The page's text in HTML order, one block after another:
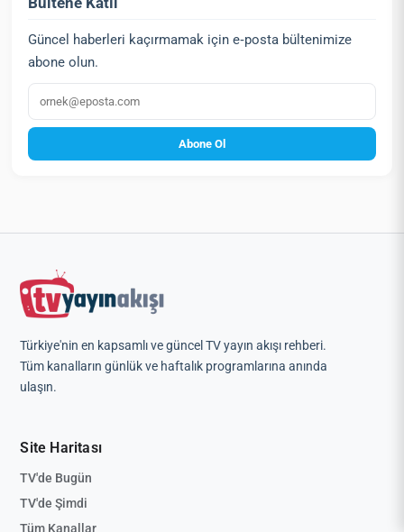
Güncel haberleri kaçırmamak için e‑posta bültenimize
abone olun.
E‑posta
Abone Ol
Türkiye'nin en kapsamlı ve güncel TV yayın akışı rehberi.
Tüm kanalların günlük ve haftalık programlarına anında
ulaşın.
Site Haritası
TV'de Bugün
TV'de Şimdi
Tüm Kanallar